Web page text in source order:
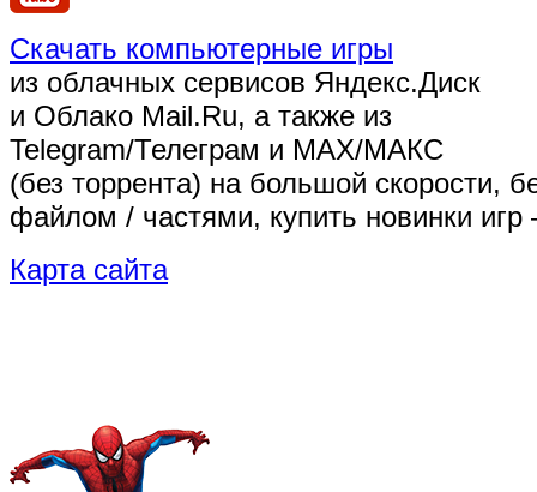
Скачать компьютерные игры
из облачных сервисов Яндекс.Диск
и Облако Mail.Ru, а также из
Telegram/Телеграм и MAX/МАКС
(без торрента) на большой скорости,
файлом / частями, купить новинки
Карта сайта